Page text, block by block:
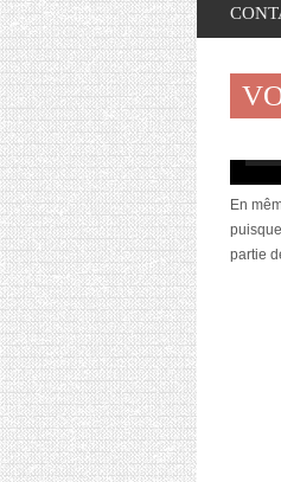
En
partie